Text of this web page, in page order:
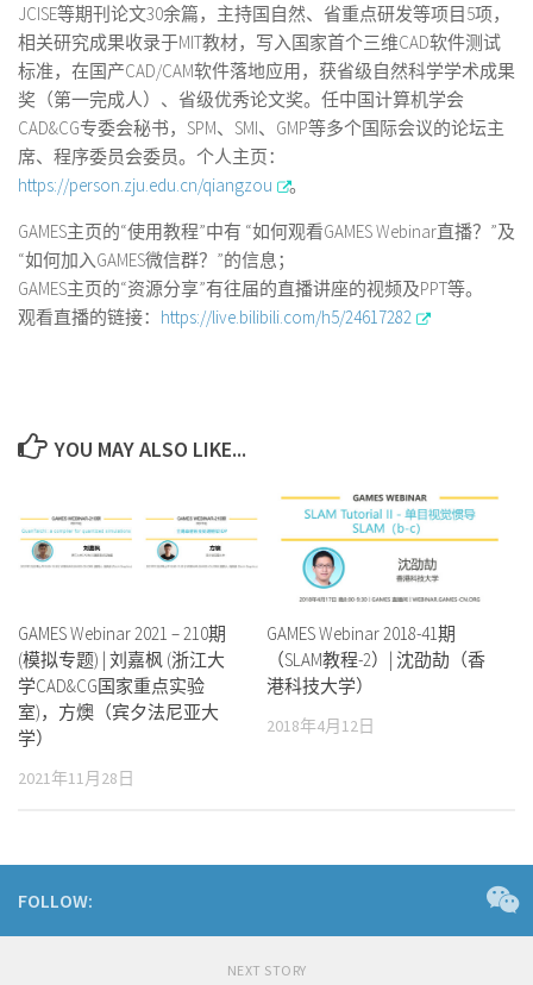
JCISE等期刊论文30余篇，主持国自然、省重点研发等项目5项，
相关研究成果收录于MIT教材，写入国家首个三维CAD软件测试
标准，在国产CAD/CAM软件落地应用，获省级自然科学学术成果
奖（第一完成人）、省级优秀论文奖。任中国计算机学会
CAD&CG专委会秘书，SPM、SMI、GMP等多个国际会议的论坛主
席、程序委员会委员。个人主页：
https://person.zju.edu.cn/qiangzou
。
GAMES主页的“使用教程”中有 “如何观看GAMES Webinar直播？”及
“如何加入GAMES微信群？”的信息；
GAMES主页的“资源分享”有往届的直播讲座的视频及PPT等。
观看直播的链接： https://live.bilibili.com/h5/24617282
YOU MAY ALSO LIKE...
GAMES Webinar 2021 – 210期
(模拟专题) | 刘嘉枫 (浙江大
学CAD&CG国家重点实验
室)，方燠（​宾夕法尼亚大
学）
2021年11月28日
GAMES Webinar 2018-41期
（SLAM教程-2）| 沈劭劼（香
港科技大学）
2018年4月12日
FOLLOW:
NEXT STORY